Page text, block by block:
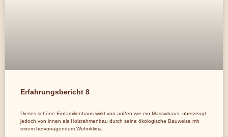
Erfahrungsbericht 8
Dieses schöne Einfamilienhaus wirkt von außen wie ein Massivhaus, überzeugt
jedoch von innen als Holzrahmenbau durch seine ökologische Bauweise mit
einem hervorragendem Wohnklima.